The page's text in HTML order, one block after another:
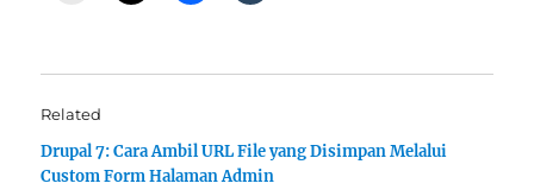
Related
Drupal 7: Cara Ambil URL File yang Disimpan Melalui
Custom Form Halaman Admin